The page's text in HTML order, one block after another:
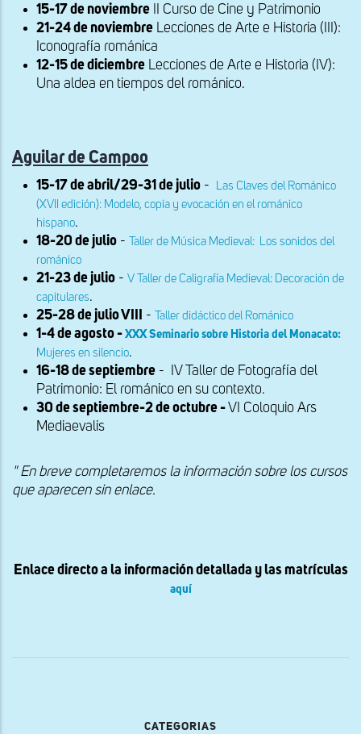
15-17 de noviembre II Curso de Cine y Patrimonio
21-24 de noviembre Lecciones de Arte e Historia (III):
Iconografía románica
12-15 de diciembre Lecciones de Arte e Historia (IV):
Una aldea en tiempos del románico.
Aguilar de Campoo
15-17 de abril/29-31 de julio -
Las Claves del Románico
(XVII edición): Modelo, copia y evocación en el románico
hispano.
18-20 de julio -
Taller de Música Medieval: Los sonidos del
románico
21-23 de julio - V Taller de Caligrafía Medieval: Decoración de
capitulares.
25-28 de julio VIII
- Taller didáctico del Románico
1-4 de agosto - XXX Seminario sobre Historia del Monacato:
Mujeres en silencio.
16-18 de septiembre - IV Taller de Fotografía del
Patrimonio: El románico en su contexto.
30 de septiembre-2 de octubre - VI Coloquio Ars
Mediaevalis
" En breve completaremos la información sobre los cursos
que aparecen sin enlace.
Enlace directo a la información detallada y las matrículas
aquí
CATEGORIAS